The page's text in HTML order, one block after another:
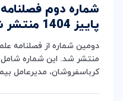
شماره دوم فصلنامه
پاییز 1404 منتشر شد
دومین شماره از فصلنامه
منتشر شد. این شماره شامل
کرباسفروشان، مدیرعامل